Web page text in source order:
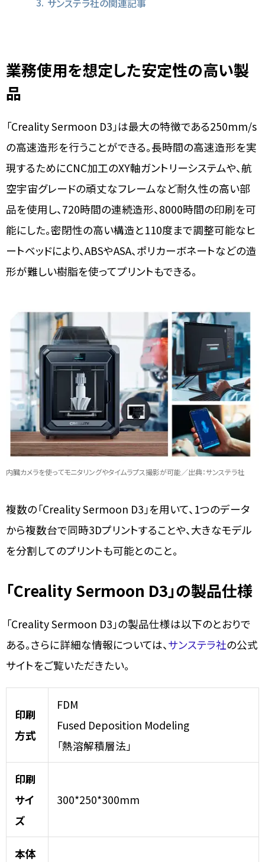
サンステラ社の関連記事
業務使用を想定した安定性の高い製
品
「Creality Sermoon D3」は最大の特徴である250mm/s
の高速造形を行うことができる。長時間の高速造形を実
現するためにCNC加工のXY軸ガントリーシステムや、航
空宇宙グレードの頑丈なフレームなど耐久性の高い部
品を使用し、720時間の連続造形、8000時間の印刷を可
能にした。密閉性の高い構造と110度まで調整可能なヒ
ートベッドにより、ABSやASA、ポリカーボネートなどの造
形が難しい樹脂を使ってプリントもできる。
内臓カメラを使ってモニタリングやタイムラプス撮影が可能／出典：サンステラ社
複数の「Creality Sermoon D3」を用いて、1つのデータ
から複数台で同時3Dプリントすることや、大きなモデル
を分割してのプリントも可能とのこと。
「Creality Sermoon D3」の製品仕様
「Creality Sermoon D3」の製品仕様は以下のとおりで
ある。さらに詳細な情報については、 サンステラ社の公式
サイトをご覧いただきたい。
印刷
方式
FDM
Fused Deposition Modeling
「熱溶解積層法」
印刷
サイ
ズ
300*250*300mm
本体